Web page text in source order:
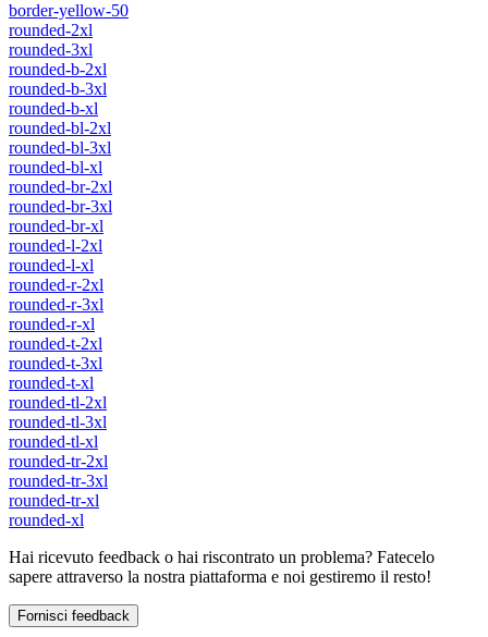
border-yellow-50
rounded-2xl
rounded-3xl
rounded-b-2xl
rounded-b-3xl
rounded-b-xl
rounded-bl-2xl
rounded-bl-3xl
rounded-bl-xl
rounded-br-2xl
rounded-br-3xl
rounded-br-xl
rounded-l-2xl
rounded-l-xl
rounded-r-2xl
rounded-r-3xl
rounded-r-xl
rounded-t-2xl
rounded-t-3xl
rounded-t-xl
rounded-tl-2xl
rounded-tl-3xl
rounded-tl-xl
rounded-tr-2xl
rounded-tr-3xl
rounded-tr-xl
rounded-xl
Hai ricevuto feedback o hai riscontrato un problema? Fatecelo
sapere attraverso la nostra piattaforma e noi gestiremo il resto!
Fornisci feedback